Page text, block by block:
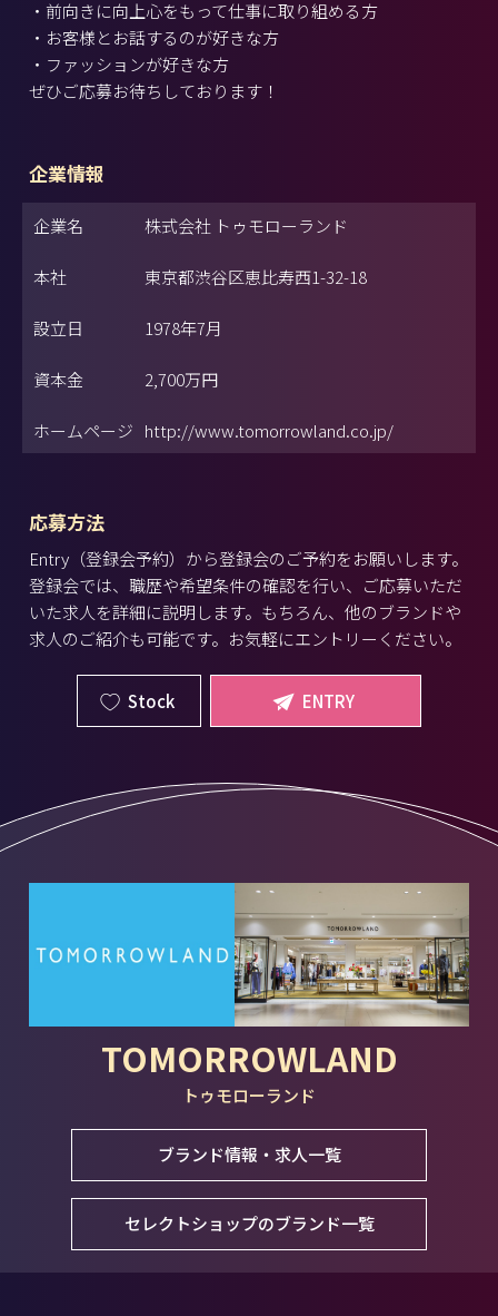
・前向きに向上心をもって仕事に取り組める方
・お客様とお話するのが好きな方
・ファッションが好きな方
ぜひご応募お待ちしております！
企業情報
企業名 株式会社 トゥモローランド
本社 東京都渋谷区恵比寿西1-32-18
設立日 1978年7月
資本金 2,700万円
ホームページ http://www.tomorrowland.co.jp/
応募方法
Entry（登録会予約）から登録会のご予約をお願いします。
登録会では、職歴や希望条件の確認を行い、ご応募いただ
いた求人を詳細に説明します。もちろん、他のブランドや
求人のご紹介も可能です。お気軽にエントリーください。
Stock ENTRY
TOMORROWLAND
トゥモローランド
ブランド情報・求人一覧
セレクトショップのブランド一覧